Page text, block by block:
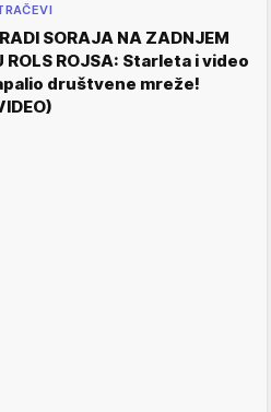
SORAJA NA ZADNJEM
ROLS ROJSA: Starleta i video
društvene mreže!